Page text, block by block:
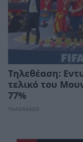
Τηλεθέαση:
τελικό του
77%
ΤΗΛΕΘΕΑΣΗ